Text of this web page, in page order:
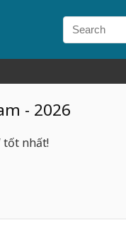
- 2026
tốt nhất!